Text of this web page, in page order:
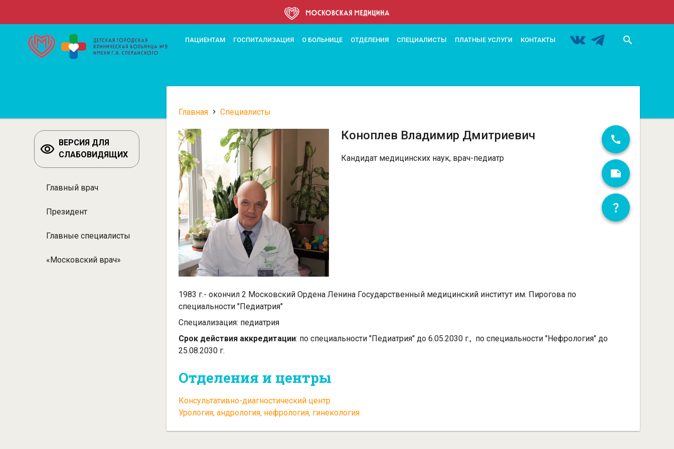
содержанию
search
Верхнее
ПАЦИЕНТАМ ГОСПИТАЛИЗАЦИЯ О БОЛЬНИЦЕ ОТДЕЛЕНИЯ СПЕЦИАЛИСТЫ ПЛАТНЫЕ УСЛУГИ КОНТАКТЫ
Строка
навигации
Главная Специалисты
Коноплев Владимир Дмитриевич
Кандидат медицинских наук, врач-педиатр
1983 г.- окончил 2 Московский Ордена Ленина Государственный медицинский институт им. Пирогова по
специальности "Педиатрия"
Специализация: педиатрия
Срок действия аккредитации: по специальности "Педиатрия" до 6.05.2030 г., по специальности "Нефрология" до
25.08.2030 г.
Отделения и центры
Консультативно-диагностический центр
Урология, андрология, нефрология, гинекология
ВЕРСИЯ ДЛЯ
СЛАБОВИДЯЩИХ
Разделы:
Специалисты
Главный врач
Президент
Главные специалисты
«Московский врач»